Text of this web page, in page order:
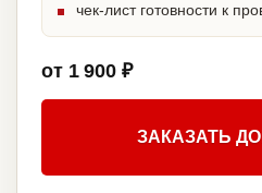
чек-лист готовности к
от 1 900 ₽
ЗАКАЗАТЬ